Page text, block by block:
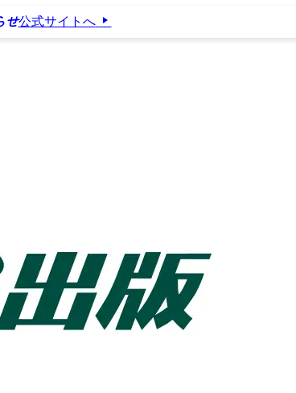
せ公式サイトへ